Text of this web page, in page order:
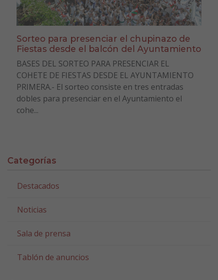
Sorteo para presenciar el chupinazo de
Fiestas desde el balcón del Ayuntamiento
BASES DEL SORTEO PARA PRESENCIAR EL
COHETE DE FIESTAS DESDE EL AYUNTAMIENTO
PRIMERA.- El sorteo consiste en tres entradas
dobles para presenciar en el Ayuntamiento el
cohe...
Categorías
Destacados
Noticias
Sala de prensa
Tablón de anuncios